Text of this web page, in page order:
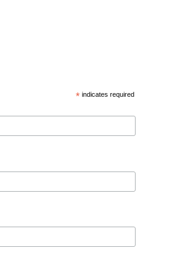
* indicates required